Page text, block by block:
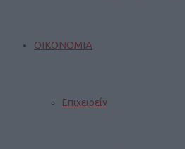
ΟΙΚΟΝΟΜΙΑ
Επιχειρείν